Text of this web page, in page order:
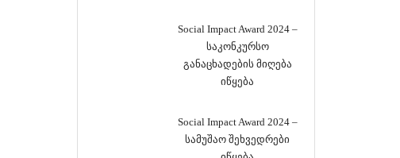
Social Impact Award 2024 –
საკონკურსო
განაცხადების მიღება
იწყება
Social Impact Award 2024 –
სამუშაო შეხვედრები